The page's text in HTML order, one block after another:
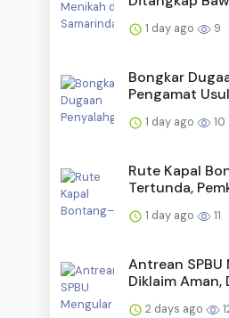
1 day ago 9
Bongkar
Pengamat
1 day ago 10
Rute Kapal
Tertunda,
1 day ago 11
Antrean SPBU
Diklaim Aman,
2 days ago